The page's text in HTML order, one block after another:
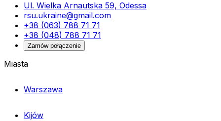
Ul. Wielka Arnautska 59, Odessa
rsu.ukraine@gmail.com
+38 (063) 788 71 71
+38 (048) 788 71 71
Zamów połączenie
Miasta
Warszawa
Kijów